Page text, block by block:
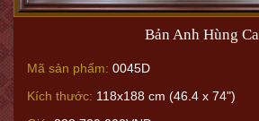
Bản Anh Hùng Ca
Mã sản phẩm: 0045D
Kích thước: 118x188 cm (46.4 x 74")